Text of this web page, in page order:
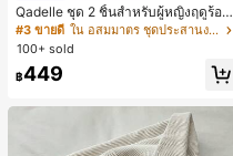
Qadelle ชุด 2 ชิ้นสำหรับผู้หญิงฤดูร้อน
แบบสบายๆ สำหรับใส่ทุกวัน, กางเกงขา
ยาวลายทางสีน้ำเงินเข้มและสีขาว, เสื้อ
ยืดแขนสั้นคอกลมปักลายรัดรูป
#3 ขายดี
ใน อสมมาตร ชุดประสานงานสตรี
100+ sold
฿449